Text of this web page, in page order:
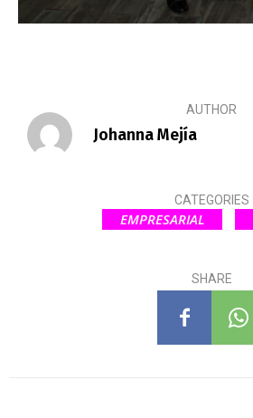
AUTHOR
Johanna Mejía
CATEGORIES
EMPRESARIAL
SHARE